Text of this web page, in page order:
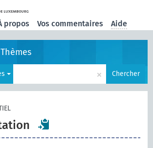
propos Vos commentaires Aide
Thèmes
× Chercher